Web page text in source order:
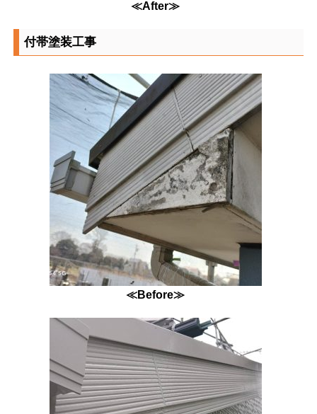
≪After≫
付帯塗装工事
≪Before≫